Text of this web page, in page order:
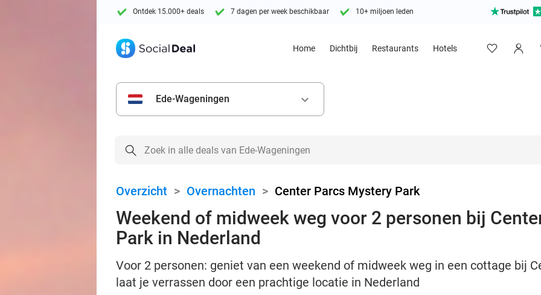
Ontdek 15.000+ deals 7 dagen per week beschikbaar 10+ miljoen leden
Home Dichtbij Restaurants Hotels
Ede-Wageningen keyboard_arrow_down
Overzicht > Overnachten > Center Parcs Mystery Park
Weekend of midweek weg voor 2 personen bij
Park in Nederland
Voor 2 personen: geniet van een weekend of midweek weg in een cottage bij
laat je verrassen door een prachtige locatie in Nederland